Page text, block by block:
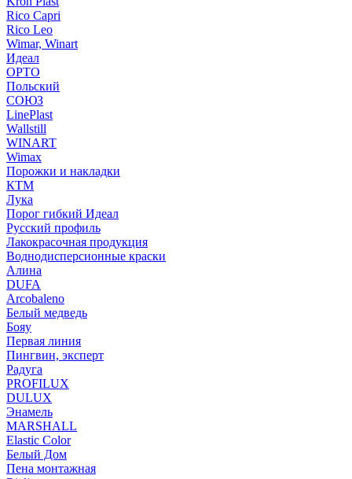
Rico Capri
Rico Leo
Wimar, Winart
Идеал
ОРТО
Польский
СОЮЗ
LinePlast
Wallstill
WINART
Wimax
Порожки и накладки
КТМ
Лука
Порог гибкий Идеал
Русский профиль
Лакокрасочная продукция
Воднодисперсионные краски
Алина
DUFA
Arcobaleno
Белый медведь
Бояу
Первая линия
Пингвин, эксперт
Радуга
PROFILUX
DULUX
Энамель
MARSHALL
Elastic Color
Белый Дом
Пена монтажная